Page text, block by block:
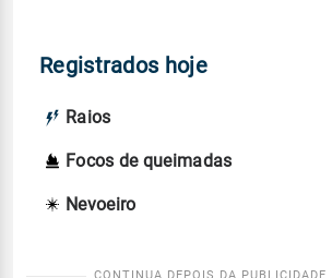
Registrados hoje
Raios
Focos de queimadas
Nevoeiro